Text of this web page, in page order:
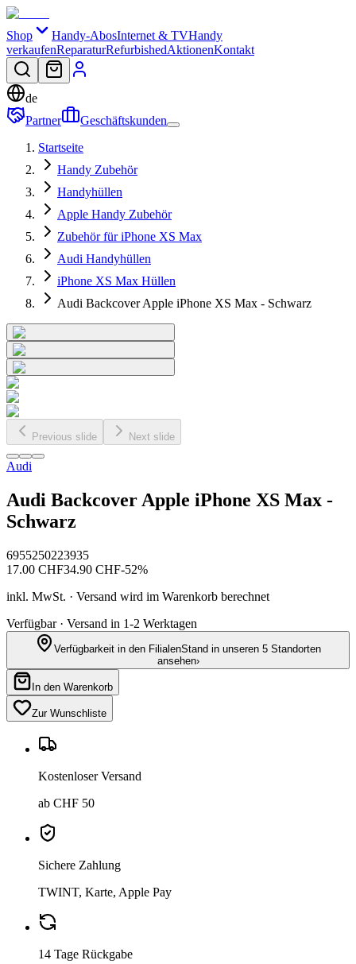
Shop Handy-AbosInternet & TVHandy
verkaufenReparaturRefurbishedAktionenKontakt
de
Partner
Geschäftskunden
Startseite
Handy Zubehör
Handyhüllen
Apple Handy Zubehör
Zubehör für iPhone XS Max
Audi Handyhüllen
iPhone XS Max Hüllen
Audi Backcover Apple iPhone XS Max - Schwarz
Previous slide Next slide
Audi
Audi Backcover Apple iPhone XS Max -
Schwarz
6955250223935
17.00 CHF34.90 CHF-52%
inkl. MwSt. · Versand wird im Warenkorb berechnet
Verfügbar · Versand in 1-2 Werktagen
Verfügbarkeit in den FilialenStand in unseren 5 Standorten
ansehen›
In den Warenkorb
Zur Wunschliste
Kostenloser Versand
ab CHF 50
Sichere Zahlung
TWINT, Karte, Apple Pay
14 Tage Rückgabe